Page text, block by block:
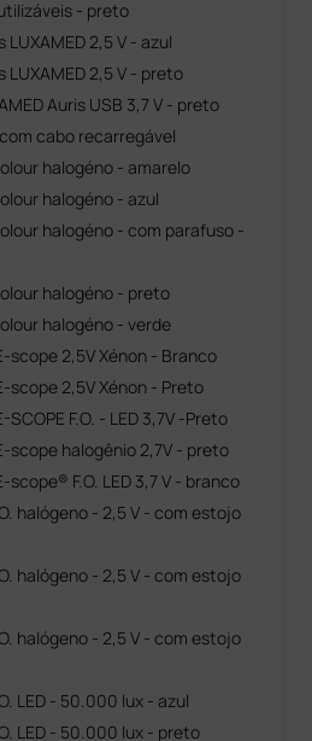
- preto
LUXAMED 2,5 V - azul
LUXAMED 2,5 V - preto
Auris USB 3,7 V - preto
cabo recarregável
halogéno - amarelo
halogéno - azul
halogéno - com parafuso -
halogéno - preto
halogéno - verde
scope 2,5V Xénon - Branco
scope 2,5V Xénon - Preto
F.O. - LED 3,7V -Preto
scope halogênio 2,7V - preto
• Otoscópio Riester E-scope® F.O. LED 3,7 V - branco
halógeno - 2,5 V - com estojo
halógeno - 2,5 V - com estojo
halógeno - 2,5 V - com estojo
LED - 50.000 lux - azul
LED - 50.000 lux - preto